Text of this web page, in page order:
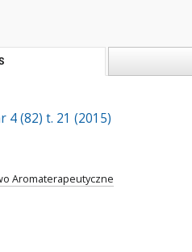
4 (82) t. 21 (2015)
Aromaterapeutyczne